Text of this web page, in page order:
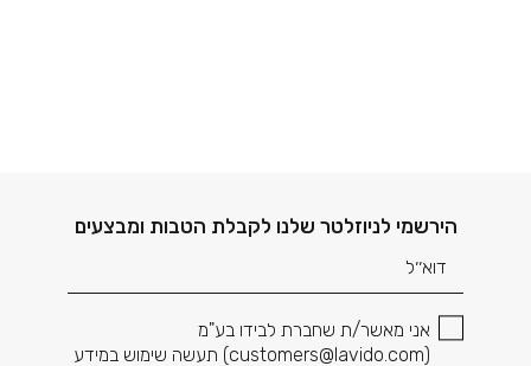
הירשמי לניוזלטר שלנו לקבלת הטבות ומבצעים
דוא׳׳ל
אני מאשר/ת שחברת לבידו בע"מ
(
customers@lavido.com) תעשה שימוש במידע